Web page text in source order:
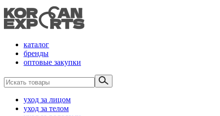
каталог
бренды
оптовые закупки
уход за лицом
уход за телом